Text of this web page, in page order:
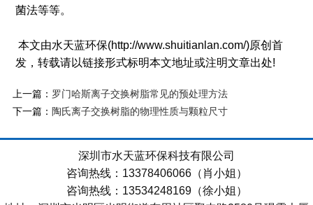
菌法等等。
本文由水天蓝环保(http://www.shuitianlan.com/)原创首
发，转载请以链接形式标明本文地址或注明文章出处!
上一篇： 罗门哈斯离子交换树脂常见的预处理方法
下一篇： 陶氏离子交换树脂的物理性质与颗粒尺寸
深圳市水天蓝环保科技有限公司
咨询热线：13378406066（肖小姐）
咨询热线：13534248169（徐小姐）